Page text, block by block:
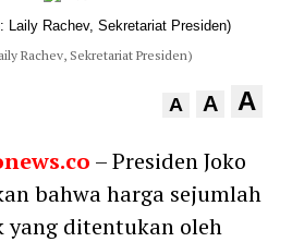
Rachev, Sekretariat Presiden)
A A A
– Presiden Joko
bahwa harga sejumlah
yang ditentukan oleh